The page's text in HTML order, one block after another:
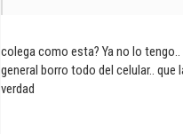
colega como esta? Ya no lo tengo..
general borro todo del celular.. que
verdad